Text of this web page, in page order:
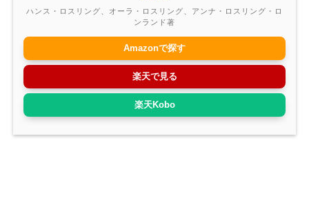
ハンス・ロスリング、オーラ・ロスリング、アンナ・ロスリング・ロ
ンランド著
Amazonで探す
楽天で見る
楽天Kobo